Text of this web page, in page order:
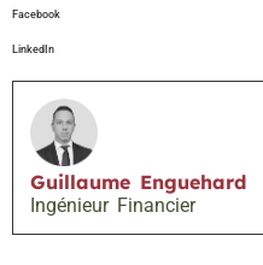
Facebook
LinkedIn
Guillaume Enguehard
Ingénieur Financier